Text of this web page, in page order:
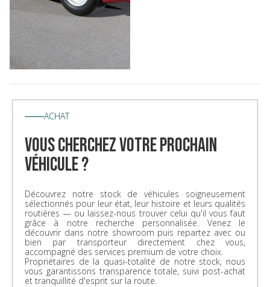
ACHAT
vous cherchez votre prochain
véhicule ?
Découvrez notre stock de véhicules soigneusement
sélectionnés pour leur état, leur histoire et leurs qualités
routières — ou laissez-nous trouver celui qu'il vous faut
grâce à notre recherche personnalisée. Venez le
découvrir dans notre showroom puis repartez avec ou
bien par transporteur directement chez vous,
accompagné des services premium de votre choix.
Propriétaires de la quasi-totalité de notre stock, nous
vous garantissons transparence totale, suivi post-achat
et tranquillité d'esprit sur la route.